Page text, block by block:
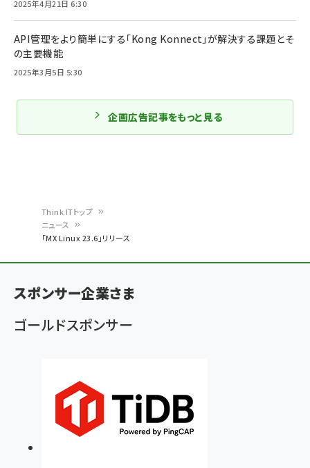
ン
く
ず
Think ITトップ
ニュース
「MX Linux 23.6」リリース
2025年4月21日 6:30
API管理をより簡単にする「Kong Konnect」が解決する課題とそ
の主要機能
2025年3月5日 5:30
企画広告記事をもっと見る
スポンサー企業さま
ゴールドスポンサー